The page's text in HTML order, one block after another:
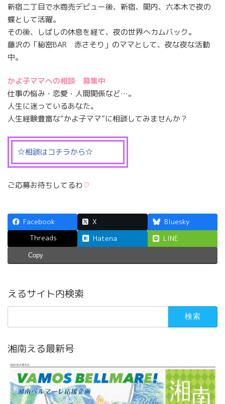
新宿二丁目で水商売デビュー後、新宿、関内、六本木で夜の
蝶として活躍。
その後、しばしの休息を経て、夜の世界へカムバック。
藤沢の「秘密BAR 赤さそり」のママとして、夜な夜な活動
中。
かよ子ママへの相談 募集中
仕事の悩み・恋愛・人間関係など…。
人生に迷っているあなた。
人生経験豊富な“かよ子ママ”に相談してみませんか？
☆相談はコチラから☆
ご応募お待ちしてるわ♡
Facebook X
Bluesky
Threads
Hatena LINE
Copy
えるサイト内検索
湘南える最新号